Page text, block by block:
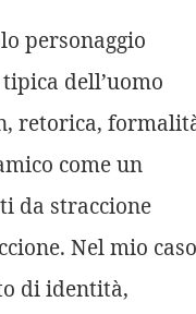
personaggio
dell’uomo
retorica,
come un
da straccione
Nel mio
di identità,